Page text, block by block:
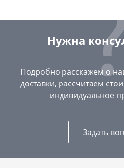
Нужна
Подробно расскажем о
доставки, рассчитаем
индивидуальное
Задать